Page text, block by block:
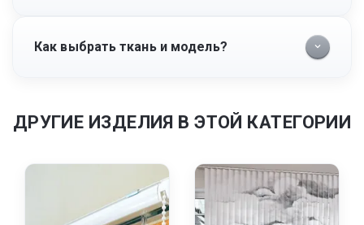
Как выбрать ткань и модель?
ДРУГИЕ ИЗДЕЛИЯ В ЭТОЙ КАТЕГОРИИ